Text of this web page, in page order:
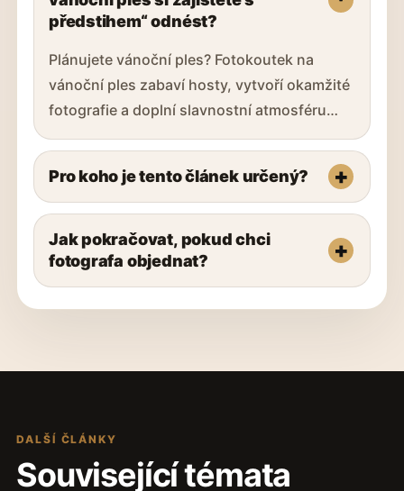
předstihem“ odnést?
Plánujete vánoční ples? Fotokoutek na
vánoční ples zabaví hosty, vytvoří okamžité
fotografie a doplní slavnostní atmosféru…
Pro koho je tento článek určený?
Jak pokračovat, pokud chci
fotografa objednat?
DALŠÍ ČLÁNKY
Související témata